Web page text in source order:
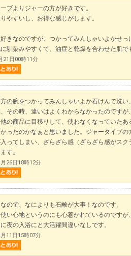
ブよりジャーの方が好きです。
やすいし、お得な感じがします。
きなのですが、つかってみんしゃいよかせ
馴染みやすくて、油症と乾燥を合わせた肌
21日00時11分
の腕をつかってみんしゃいよか石けんで洗
その時、違いはよくわからなかったのです
の商品に目移りして、使わなくなっていた
ったのかなぁと思いました。ジャータイプ
ってしまい、ざらざら感（ざらざら感がス
す。
26日18時12分
ので、なによりも石鹸が大事！なのです。
い心地というのにも心惹かれているのです
夜の入浴にと大活躍間違いなしです。
11日15時07分